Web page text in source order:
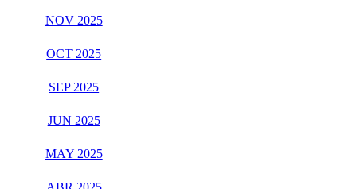
NOV 2025
OCT 2025
SEP 2025
JUN 2025
MAY 2025